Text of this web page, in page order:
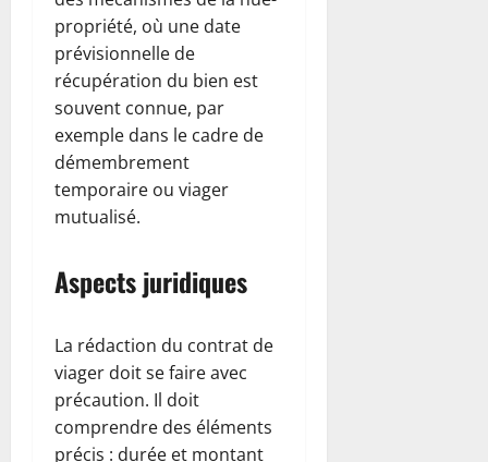
propriété, où une date
prévisionnelle de
récupération du bien est
souvent connue, par
exemple dans le cadre de
démembrement
temporaire ou viager
mutualisé.
Aspects juridiques
La rédaction du contrat de
viager doit se faire avec
précaution. Il doit
comprendre des éléments
précis : durée et montant